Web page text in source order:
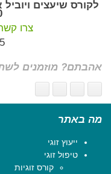
לקורס שיעצים ויוביל
10 שבועות!
צרו קשר
אהבתם? מוזמנים
מה באתר
ייעוץ זוגי
טיפול זוגי
קורס זוגיות